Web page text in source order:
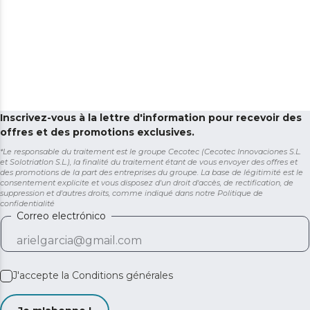
Inscrivez-vous à la lettre d'information pour recevoir des
offres et des promotions exclusives.
*Le responsable du traitement est le groupe Cecotec (Cecotec Innovaciones S.L.
et Solotriatlon S.L.), la finalité du traitement étant de vous envoyer des offres et
des promotions de la part des entreprises du groupe. La base de légitimité est le
consentement explicite et vous disposez d'un droit d'accès, de rectification, de
suppression et d'autres droits, comme indiqué dans notre Politique de
confidentialité
Correo electrónico
J'accepte la Conditions générales